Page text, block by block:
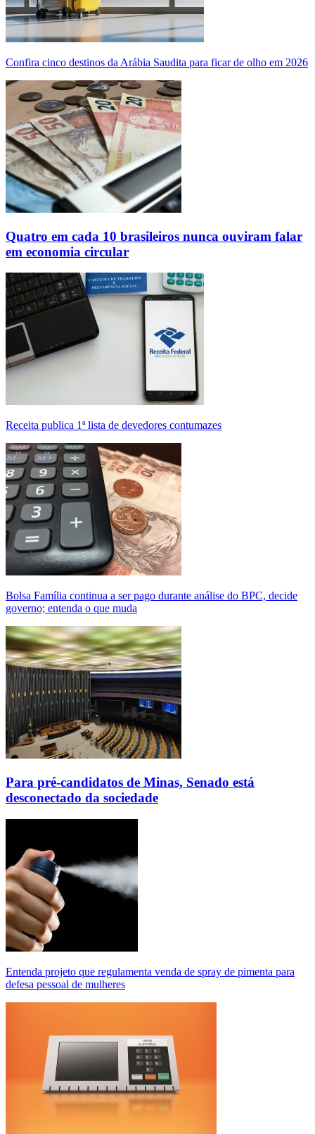
Confira cinco destinos da Arábia Saudita para ficar de olho em 2026
Quatro em cada 10 brasileiros nunca ouviram falar
em economia circular
Receita publica 1ª lista de devedores contumazes
Bolsa Família continua a ser pago durante análise do BPC, decide
governo; entenda o que muda
Para pré-candidatos de Minas, Senado está
desconectado da sociedade
Entenda projeto que regulamenta venda de spray de pimenta para
defesa pessoal de mulheres